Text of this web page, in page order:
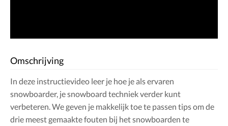
Omschrijving
In deze instructievideo leer je hoe je als ervaren
snowboarder, je snowboard techniek verder kunt
verbeteren. We geven je makkelijk toe te passen tips om de
drie meest gemaakte fouten bij het snowboarden te